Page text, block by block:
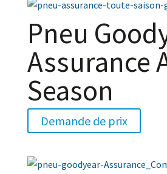
Pneu
Assurance
Season
Demande de prix